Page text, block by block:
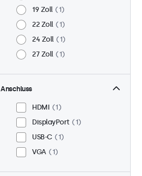
19 Zoll
1
22 Zoll
1
24 Zoll
1
27 Zoll
1
Anschluss
HDMI
1
DisplayPort
1
USB-C
1
VGA
1